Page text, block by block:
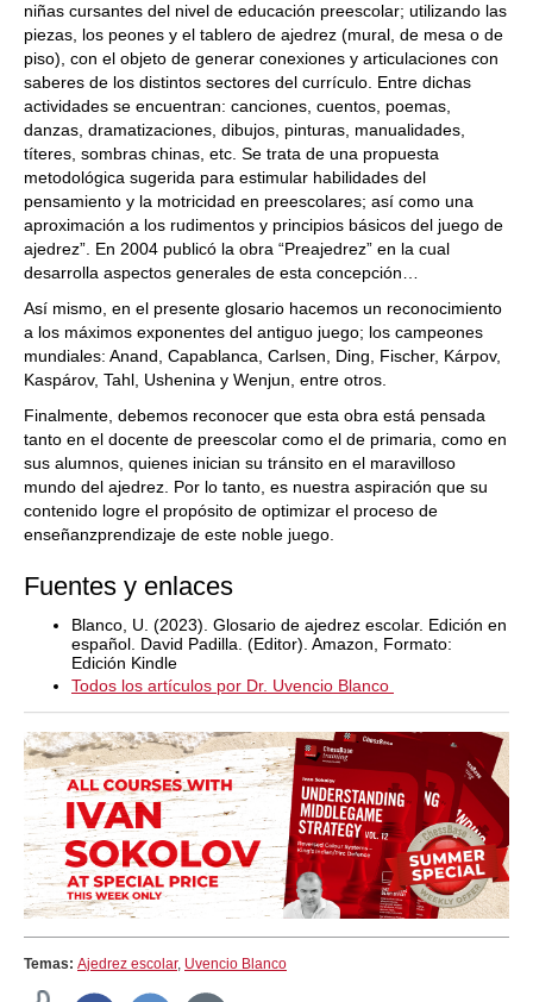
niñas cursantes del nivel de educación preescolar; utilizando las
piezas, los peones y el tablero de ajedrez (mural, de mesa o de
piso), con el objeto de generar conexiones y articulaciones con
saberes de los distintos sectores del currículo. Entre dichas
actividades se encuentran: canciones, cuentos, poemas,
danzas, dramatizaciones, dibujos, pinturas, manualidades,
títeres, sombras chinas, etc. Se trata de una propuesta
metodológica sugerida para estimular habilidades del
pensamiento y la motricidad en preescolares; así como una
aproximación a los rudimentos y principios básicos del juego de
ajedrez”. En 2004 publicó la obra “Preajedrez” en la cual
desarrolla aspectos generales de esta concepción…
Así mismo, en el presente glosario hacemos un reconocimiento
a los máximos exponentes del antiguo juego; los campeones
mundiales: Anand, Capablanca, Carlsen, Ding, Fischer, Kárpov,
Kaspárov, Tahl, Ushenina y Wenjun, entre otros.
Finalmente, debemos reconocer que esta obra está pensada
tanto en el docente de preescolar como el de primaria, como en
sus alumnos, quienes inician su tránsito en el maravilloso
mundo del ajedrez. Por lo tanto, es nuestra aspiración que su
contenido logre el propósito de optimizar el proceso de
enseñanzprendizaje de este noble juego.
Fuentes y enlaces
Blanco, U. (2023). Glosario de ajedrez escolar. Edición en
español. David Padilla. (Editor). Amazon, Formato:
Edición Kindle
Todos los artículos por Dr. Uvencio Blanco
Temas: Ajedrez escolar, Uvencio Blanco